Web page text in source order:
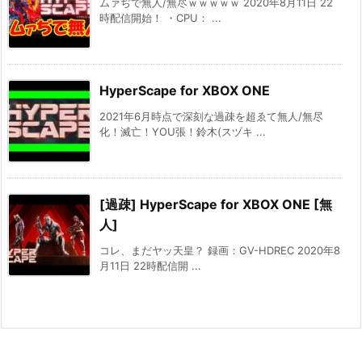
時配信開始！ ・CPU： ...
HyperScape for XBOX ONE
2021年6月時点で深刻な過疎を超ゑて無人/無尽
化！滅亡！YOU張！鈴木(スヅキ ...
[過疎] HyperScape for XBOX ONE [無
人]
コレ、まだヤッ天皇？ 録画：GV-HDREC 2020年8
月11日 22時配信開 ...